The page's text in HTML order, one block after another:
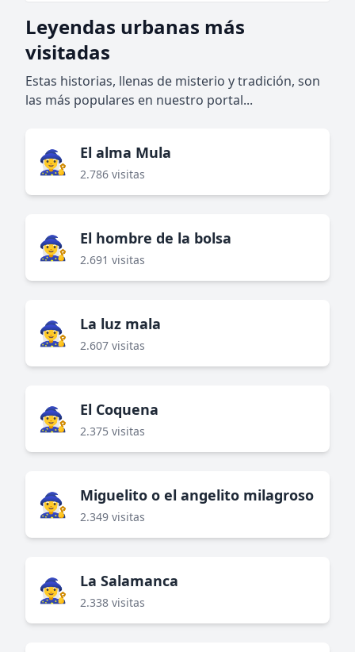
Leyendas urbanas más
visitadas
Estas historias, llenas de misterio y tradición, son
las más populares en nuestro portal...
🧙‍♀️ El alma Mula
2.786 visitas
🧙‍♀️ El hombre de la bolsa
2.691 visitas
🧙‍♀️ La luz mala
2.607 visitas
🧙‍♀️ El Coquena
2.375 visitas
🧙‍♀️ Miguelito o el angelito milagroso
2.349 visitas
🧙‍♀️ La Salamanca
2.338 visitas